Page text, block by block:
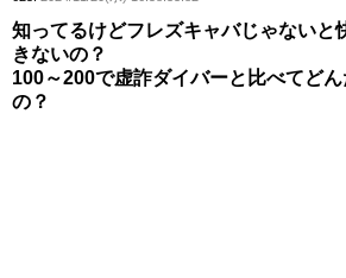
知ってるけどフレズキャバじゃないと
きないの？
100～200で虚詐ダイバーと比べてど
の？